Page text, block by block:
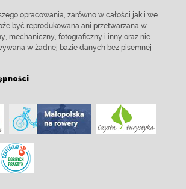
opracowania, zarówno w całości jak i we
być reprodukowana ani przetwarzana w
mechaniczny, fotograficzny i inny oraz nie
w żadnej bazie danych bez pisemnej